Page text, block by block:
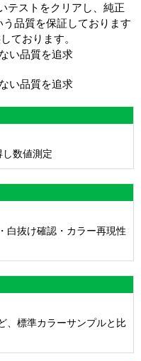
ストをクリアし、 純正
う品質を保証しております
ております。
数値測定
白抜け確認・カラー再現性
、標準カラーサンプルと比